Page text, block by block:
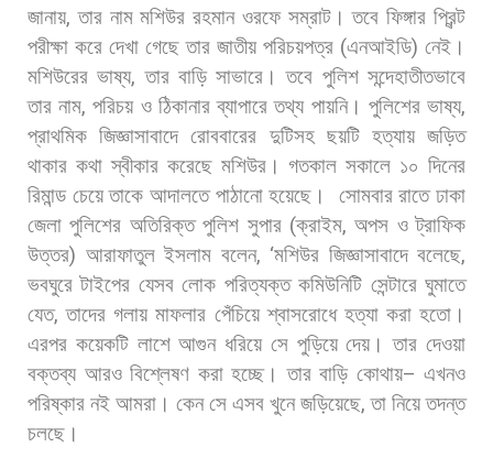
জানায়,তার নাম মশিউর রহমান ওরফে সম্রাট। তবে ফিঙ্গার প্রিন্ট
পরীক্ষা করে দেখা গেছে তার জাতীয় পরিচয়পত্র (এনআইডি) নেই।
মশিউরের ভাষ্য,তার বাড়ি সাভারে। তবে পুলিশ সন্দেহাতীতভাবে
তার নাম,পরিচয় ও ঠিকানার ব্যাপারে তথ্য পায়নি। পুলিশের ভাষ্য,
প্রাথমিক জিজ্ঞাসাবাদে রোববারের দুটিসহ ছয়টি হত্যায় জড়িত
থাকার কথা স্বীকার করেছে মশিউর। গতকাল সকালে ১০ দিনের
রিমান্ড চেয়ে তাকে আদালতে পাঠানো হয়েছে। সোমবার রাতে ঢাকা
জেলা পুলিশের অতিরিক্ত পুলিশ সুপার(ক্রাইম,অপস ও ট্রাফিক
উত্তর) আরাফাতুল ইসলাম বলেন, ‘মশিউর জিজ্ঞাসাবাদে বলেছে,
ভবঘুরে টাইপের যেসব লোক পরিত্যক্ত কমিউনিটি সেন্টারে ঘুমাতে
যেত,তাদের গলায় মাফলার পেঁচিয়ে শ্বাসরোধে হত্যা করা হতো।
এরপর কয়েকটি লাশে আগুন ধরিয়ে সে পুড়িয়ে দেয়। তার দেওয়া
বক্তব্য আরও বিশ্লেষণ করা হচ্ছে। তার বাড়ি কোথায়– এখনও
পরিষ্কার নই আমরা। কেন সে এসব খুনে জড়িয়েছে,তা নিয়ে তদন্ত
চলছে।